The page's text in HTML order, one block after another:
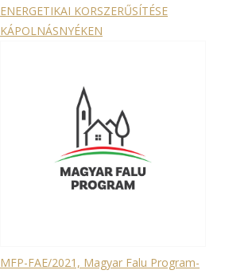
ENERGETIKAI KORSZERŰSÍTÉSE
KÁPOLNÁSNYÉKEN
MFP-FAE/2021, Magyar Falu Program-